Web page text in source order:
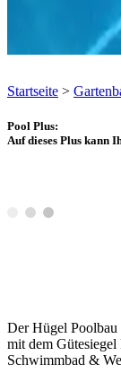
Startseite >
Pool Plus:
Auf dieses Plus kann
Der Hügel Poolbau
mit dem Gütesiegel
Schwimmbad &